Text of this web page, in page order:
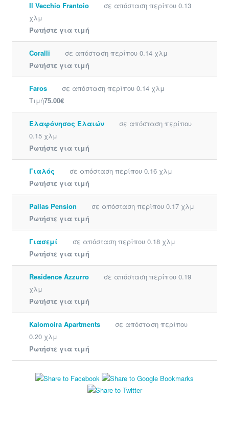
Il Vecchio Frantoio
σε απόσταση περίπου 0.13
χλμ
Ρωτήστε για τιμή
Coralli
σε απόσταση περίπου 0.14 χλμ
Ρωτήστε για τιμή
Faros
σε απόσταση περίπου 0.14 χλμ
Τιμή75.00€
Ελαφόνησος Ελαιών
σε απόσταση περίπου
0.15 χλμ
Ρωτήστε για τιμή
Γιαλός
σε απόσταση περίπου 0.16 χλμ
Ρωτήστε για τιμή
Pallas Pension
σε απόσταση περίπου 0.17 χλμ
Ρωτήστε για τιμή
Γιασεμί
σε απόσταση περίπου 0.18 χλμ
Ρωτήστε για τιμή
Residence Azzurro
σε απόσταση περίπου 0.19
χλμ
Ρωτήστε για τιμή
Kalomoira Apartments
σε απόσταση περίπου
0.20 χλμ
Ρωτήστε για τιμή